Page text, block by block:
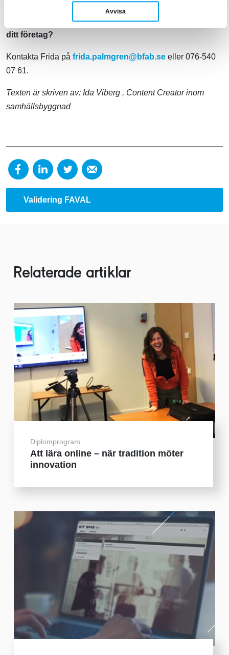
Avvisa
Vill du veta mer om hur vi på BFAB kan hjälpa dig och
ditt företag?
Kontakta Frida på frida.palmgren@bfab.se eller 076-540
07 61.
Texten är skriven av: Ida Viberg , Content Creator inom
samhällsbyggnad
Validering FAVAL
Relaterade artiklar
Diplomprogram
Att lära online – när tradition möter
innovation